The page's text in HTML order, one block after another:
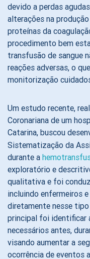
devido a perdas
alterações na
proteínas da
procedimento bem
transfusão de sangue
reações adversas, o
monitorização
Um estudo recente,
Coronariana de um
Catarina, buscou
Sistematização da
durante a
exploratório e
qualitativa e foi
incluindo enfermeiros
diretamente nesse
principal foi identificar
necessários antes,
visando aumentar a
ocorrência de eventos